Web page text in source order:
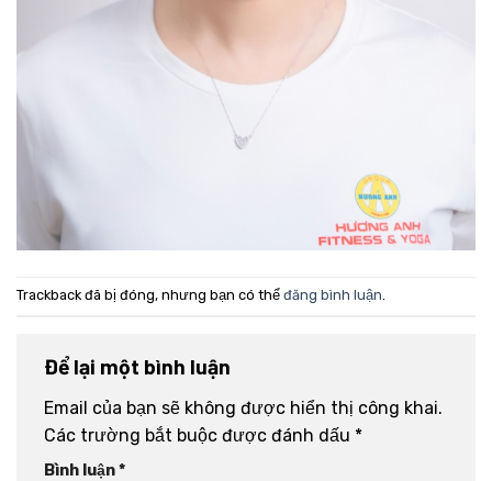
Trackback đã bị đóng, nhưng bạn có thể đăng bình luận.
Để lại một bình luận
Email của bạn sẽ không được hiển thị công khai.
Các trường bắt buộc được đánh dấu *
Bình luận*